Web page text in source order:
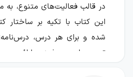
در قالب فعالیت‌های متنوع، به
این کتاب با تکیه بر ساختار
شده و برای هر درس،
تمرین‌های هدفمند ارائه